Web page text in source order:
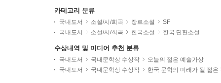
카테고리 분류
국내도서 소설/시/희곡 장르소설
SF
국내도서
소설/시/희곡 한국소설 한국 단편소설
수상내역 및 미디어 추천 분류
국내도서 국내문학상 수상작
오늘의 젊은 예술가상
국내도서
국내문학상 수상작 한국 문학의 미래가 될 젊은